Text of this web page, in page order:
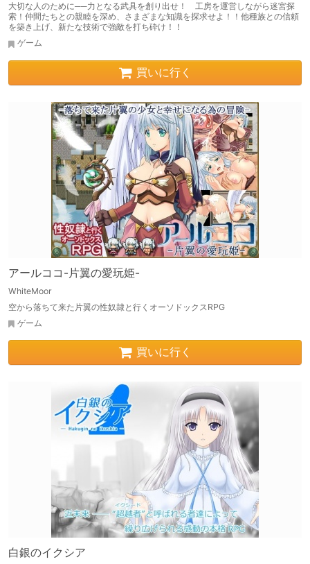
大切な人のために──力となる武具を創り出せ！ 工房を運営しながら迷宮探
索！仲間たちとの親睦を深め、さまざまな知識を探求せよ！！他種族との信頼
を築き上げ、新たな技術で強敵を打ち砕け！！
ゲーム
買いに行く
アールココ-片翼の愛玩姫-
WhiteMoor
空から落ちて来た片翼の性奴隷と行くオーソドックスRPG
ゲーム
買いに行く
白銀のイクシア